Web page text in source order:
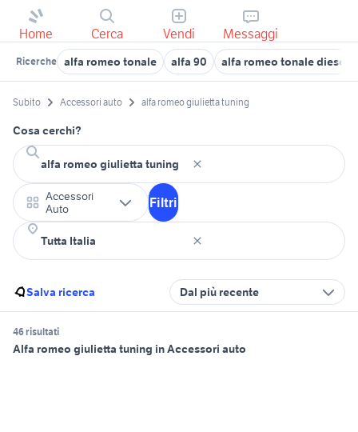
Home Cerca Vendi Messaggi
Ricerche alfa romeo tonale alfa 90 alfa romeo tonale diesel
Subito Accessori auto alfa romeo giulietta tuning
Cosa cerchi?
Accessori
Auto
Filtri
Salva ricerca Dal più recente
46 risultati
Alfa romeo giulietta tuning in Accessori auto